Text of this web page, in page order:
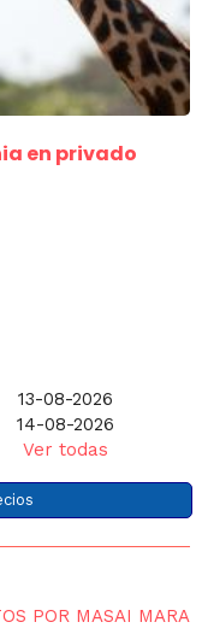
en privado
13-08-2026
14-08-2026
Ver todas
POR MASAI MARA